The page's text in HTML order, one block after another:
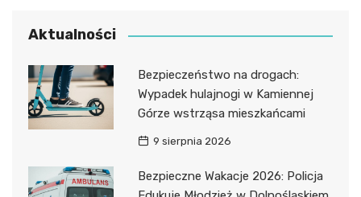
Aktualności
Bezpieczeństwo na drogach:
Wypadek hulajnogi w Kamiennej
Górze wstrząsa mieszkańcami
9 sierpnia 2026
Bezpieczne Wakacje 2026: Policja